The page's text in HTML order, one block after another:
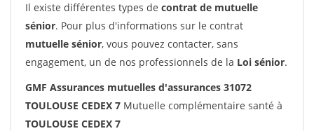
Il existe différentes types de contrat de mutuelle
sénior. Pour plus d'informations sur le contrat
mutuelle sénior, vous pouvez contacter, sans
engagement, un de nos professionnels de la Loi sénior.
GMF Assurances mutuelles d'assurances 31072
TOULOUSE CEDEX 7 Mutuelle complémentaire santé à
TOULOUSE CEDEX 7